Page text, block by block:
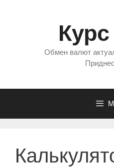
Обмен валют